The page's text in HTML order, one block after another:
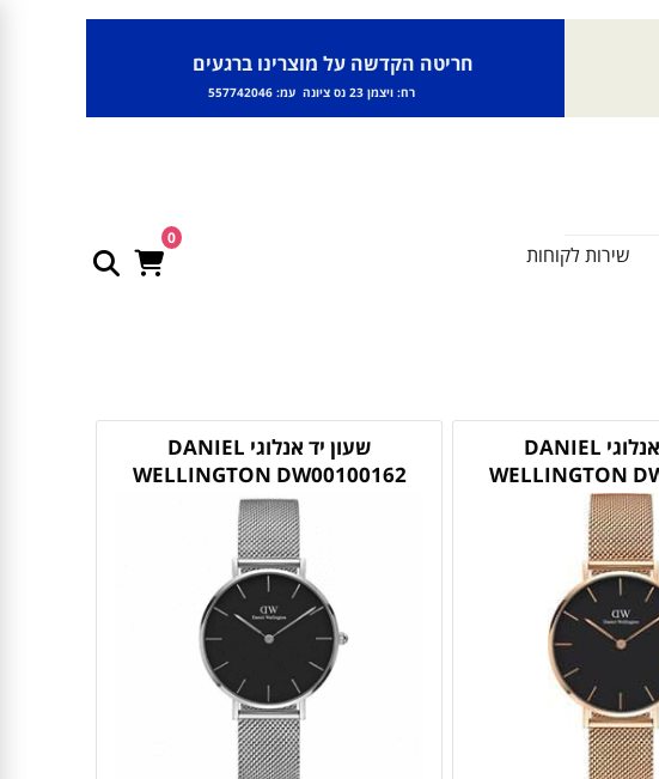
חריטה הקדשה על מוצרינו ברגעים
רח: ויצמן 23 נס ציונה עמ: 557742046
0
שירות לקוחות
שעון יד אנלוגי DANIEL
WELLINGTON
שעון יד אנלוגי DANIEL
WELLINGTON DW00100162